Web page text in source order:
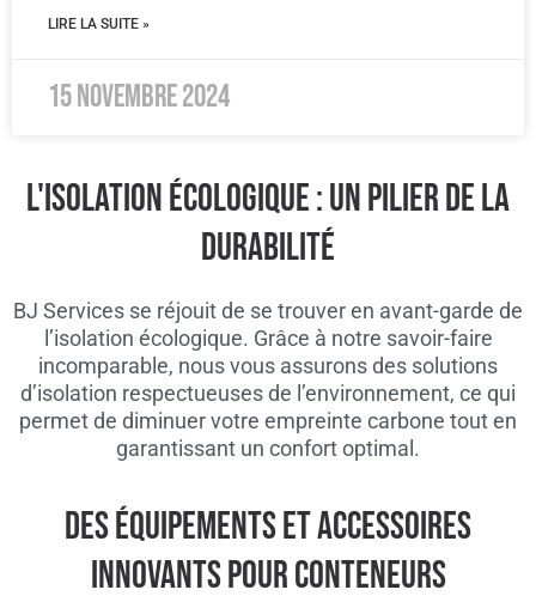
LIRE LA SUITE »
15 novembre 2024
L'ISOLATION ÉCOLOGIQUE : UN PILIER DE LA
DURABILITÉ
BJ Services se réjouit de se trouver en avant-garde de
l’isolation écologique. Grâce à notre savoir-faire
incomparable, nous vous assurons des solutions
d’isolation respectueuses de l’environnement, ce qui
permet de diminuer votre empreinte carbone tout en
garantissant un confort optimal.
DES ÉQUIPEMENTS ET ACCESSOIRES
INNOVANTS POUR CONTENEURS